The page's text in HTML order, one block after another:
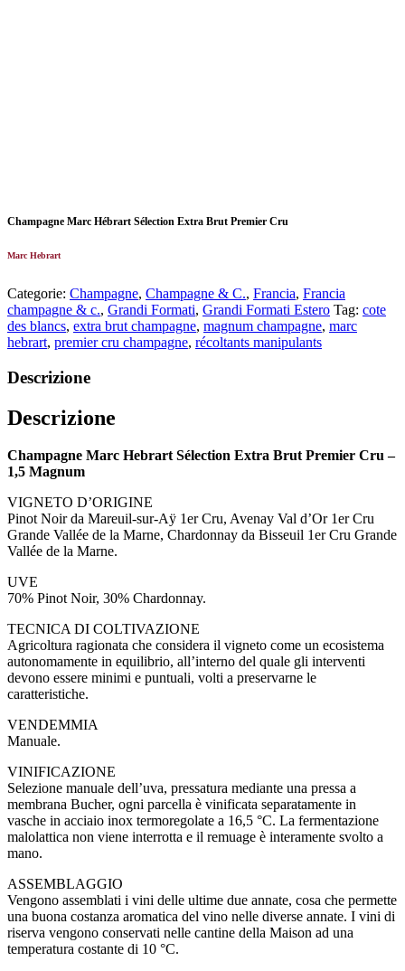
Champagne Marc Hébrart Sélection Extra Brut Premier Cru
Marc Hebrart
Categorie: Champagne, Champagne & C., Francia, Francia
champagne & c., Grandi Formati, Grandi Formati Estero Tag: cote
des blancs, extra brut champagne, magnum champagne, marc
hebrart, premier cru champagne, récoltants manipulants
Descrizione
Descrizione
Champagne Marc Hebrart Sélection Extra Brut Premier Cru –
1,5 Magnum
VIGNETO D’ORIGINE
Pinot Noir da Mareuil-sur-Aÿ 1er Cru, Avenay Val d’Or 1er Cru
Grande Vallée de la Marne, Chardonnay da Bisseuil 1er Cru Grande
Vallée de la Marne.
UVE
70% Pinot Noir, 30% Chardonnay.
TECNICA DI COLTIVAZIONE
Agricoltura ragionata che considera il vigneto come un ecosistema
autonomamente in equilibrio, all’interno del quale gli interventi
devono essere minimi e puntuali, volti a preservarne le
caratteristiche.
VENDEMMIA
Manuale.
VINIFICAZIONE
Selezione manuale dell’uva, pressatura mediante una pressa a
membrana Bucher, ogni parcella è vinificata separatamente in
vasche in acciaio inox termoregolate a 16,5 °C. La fermentazione
malolattica non viene interrotta e il remuage è interamente svolto a
mano.
ASSEMBLAGGIO
Vengono assemblati i vini delle ultime due annate, cosa che permette
una buona costanza aromatica del vino nelle diverse annate. I vini di
riserva vengono conservati nelle cantine della Maison ad una
temperatura costante di 10 °C.